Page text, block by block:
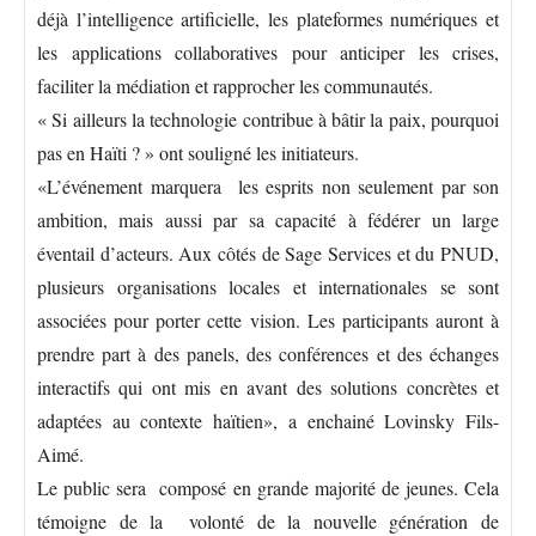
déjà l’intelligence artificielle, les plateformes numériques et
les applications collaboratives pour anticiper les crises,
faciliter la médiation et rapprocher les communautés.
« Si ailleurs la technologie contribue à bâtir la paix, pourquoi
pas en Haïti ? » ont souligné les initiateurs.
«L’événement marquera les esprits non seulement par son
ambition, mais aussi par sa capacité à fédérer un large
éventail d’acteurs. Aux côtés de Sage Services et du PNUD,
plusieurs organisations locales et internationales se sont
associées pour porter cette vision. Les participants auront à
prendre part à des panels, des conférences et des échanges
interactifs qui ont mis en avant des solutions concrètes et
adaptées au contexte haïtien», a enchainé Lovinsky Fils-
Aimé.
Le public sera composé en grande majorité de jeunes. Cela
témoigne de la volonté de la nouvelle génération de